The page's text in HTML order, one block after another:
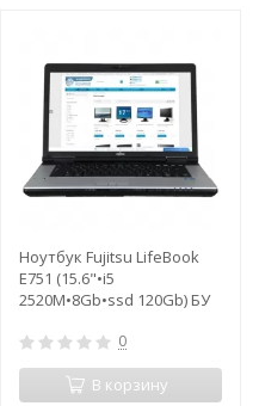
Ноутбук Fujitsu LifeBook
E751 (15.6"•i5
2520M•8Gb•ssd 120Gb) БУ
0
В корзину